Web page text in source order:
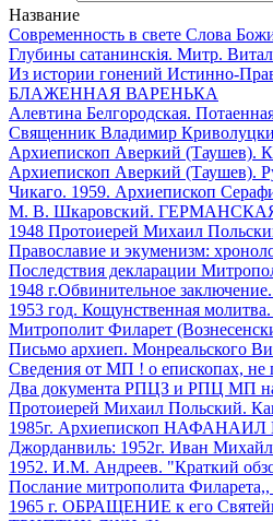
Название
Современность в свете Слова
Глубины сатанинскія. Митр.
Из истории гонений Истинно-
БЛАЖЕННАЯ ВАРЕНЬКА
Алевтина Белгородская.
Священник Владимир
Архиепископ Аверкий (Таушев).
Архиепископ Аверкий (Таушев).
Чикаго. 1959. Архиепископ
М. В. Шкаровский.
1948 Протоиерей Михаил
Православие и экуменизм:
Последствия декларации
1948 г.Обвинительное
1953 год. Кощунственная
Митрополит Филарет
Письмо архиеп. Монреальского
Сведения от МП ! о епископах, не
Два документа РПЦЗ и РПЦ МП на
Протоиерей Михаил Польский.
1985г. Архиепископ НАФАНАИЛ
Джорданвиль: 1952г. Иван
1952. И.М. Андреев. "Краткий
Послание митрополита Филарета,,
1965 г. ОБРАЩЕНИЕ к его